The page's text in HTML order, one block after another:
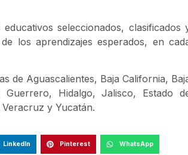
seleccionados, clasificados
los aprendizajes esperados, en
de Aguascalientes, Baja California,
Guerrero, Hidalgo, Jalisco, Estado
y Yucatán.
LinkedIn Pinterest WhatsApp